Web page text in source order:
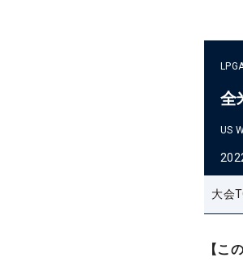
全
US
大会
【こ